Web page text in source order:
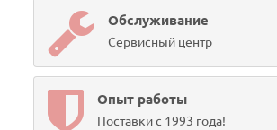
Обслуживание
Сервисный центр
Опыт работы
Поставки с 1993 года!